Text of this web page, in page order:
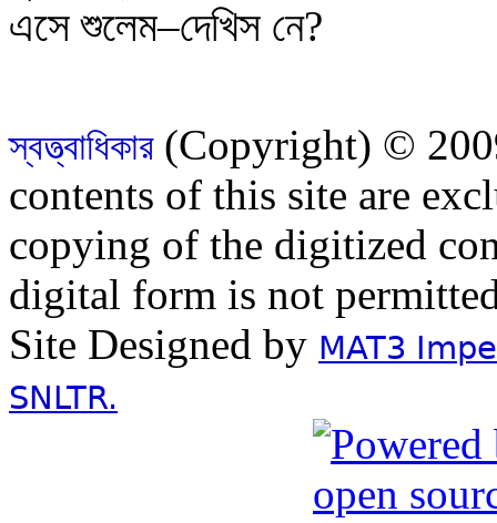
এসে শুলেম–দেখিস নে?
স্বত্ত্বাধিকার(Copyright) ©
contents of this site are
copying of the digitized
digital form is not
Site Designed by MAT3
SNLTR.